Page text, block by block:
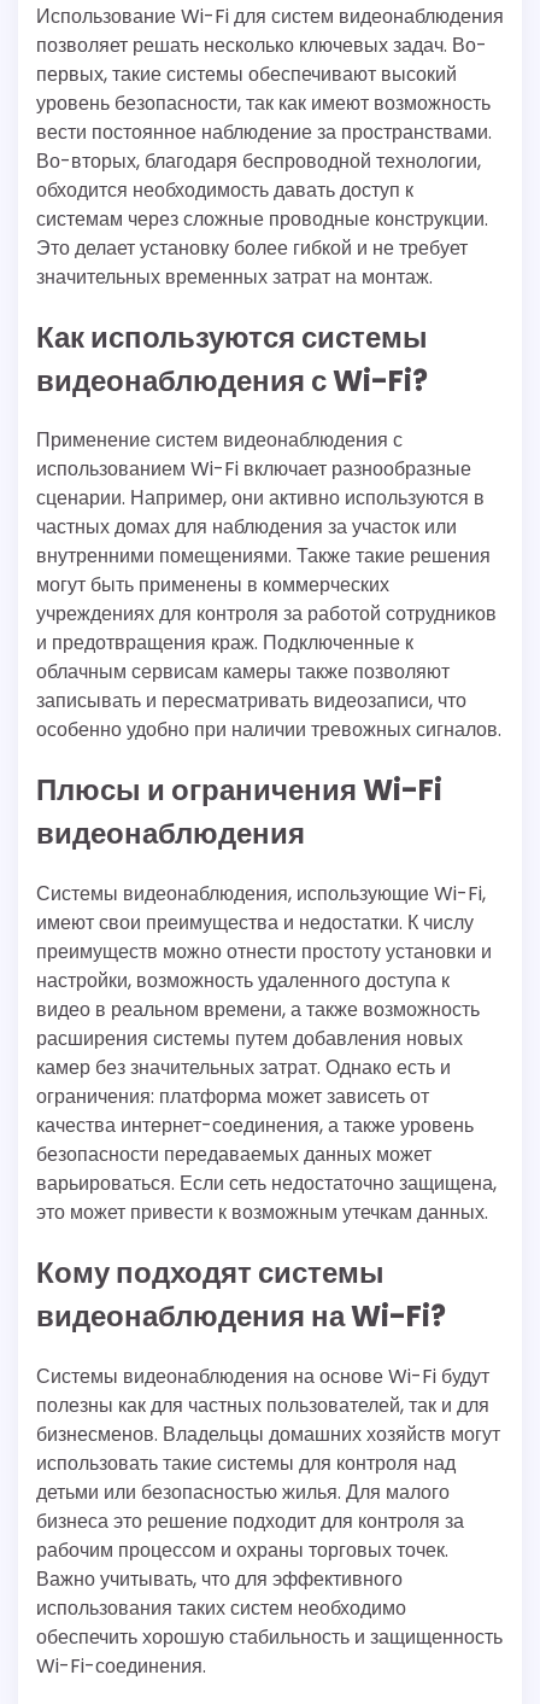
Использование Wi-Fi для систем видеонаблюдения
позволяет решать несколько ключевых задач. Во-
первых, такие системы обеспечивают высокий
уровень безопасности, так как имеют возможность
вести постоянное наблюдение за пространствами.
Во-вторых, благодаря беспроводной технологии,
обходится необходимость давать доступ к
системам через сложные проводные конструкции.
Это делает установку более гибкой и не требует
значительных временных затрат на монтаж.
Как используются системы
видеонаблюдения с Wi-Fi?
Применение систем видеонаблюдения с
использованием Wi-Fi включает разнообразные
сценарии. Например, они активно используются в
частных домах для наблюдения за участок или
внутренними помещениями. Также такие решения
могут быть применены в коммерческих
учреждениях для контроля за работой сотрудников
и предотвращения краж. Подключенные к
облачным сервисам камеры также позволяют
записывать и пересматривать видеозаписи, что
особенно удобно при наличии тревожных сигналов.
Плюсы и ограничения Wi-Fi
видеонаблюдения
Системы видеонаблюдения, использующие Wi-Fi,
имеют свои преимущества и недостатки. К числу
преимуществ можно отнести простоту установки и
настройки, возможность удаленного доступа к
видео в реальном времени, а также возможность
расширения системы путем добавления новых
камер без значительных затрат. Однако есть и
ограничения: платформа может зависеть от
качества интернет-соединения, а также уровень
безопасности передаваемых данных может
варьироваться. Если сеть недостаточно защищена,
это может привести к возможным утечкам данных.
Кому подходят системы
видеонаблюдения на Wi-Fi?
Системы видеонаблюдения на основе Wi-Fi будут
полезны как для частных пользователей, так и для
бизнесменов. Владельцы домашних хозяйств могут
использовать такие системы для контроля над
детьми или безопасностью жилья. Для малого
бизнеса это решение подходит для контроля за
рабочим процессом и охраны торговых точек.
Важно учитывать, что для эффективного
использования таких систем необходимо
обеспечить хорошую стабильность и защищенность
Wi-Fi-соединения.